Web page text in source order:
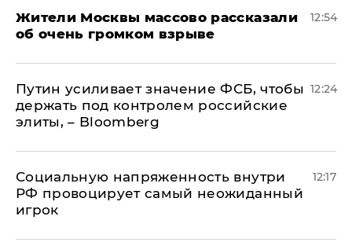
Жители Москвы массово рассказали
об очень громком взрыве
12:54
Путин усиливает значение ФСБ, чтобы
держать под контролем российские
элиты, – Bloomberg
12:24
Социальную напряженность внутри
РФ провоцирует самый неожиданный
игрок
12:17